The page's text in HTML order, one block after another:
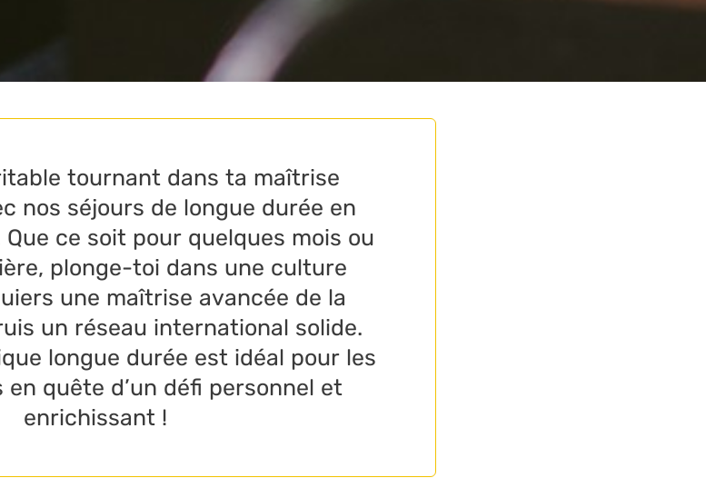
tournant dans ta maîtrise
nos séjours de longue durée en
ce soit pour quelques mois ou
plonge-toi dans une culture
une maîtrise avancée de la
un réseau international solide.
longue durée est idéal pour les
en quête d’un défi personnel et
enrichissant !